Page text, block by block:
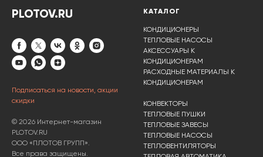
PLOTOV.RU
Подписаться на новости, акции
скидки
© 2026 Интернет-магазин
PLOTOV.RU
ООО «ПЛОТОВ ГРУПП».
Все права защищены.
КАТАЛОГ
КОНДИЦИОНЕРЫ
ТЕПЛОВЫЕ НАСОСЫ
АКСЕССУАРЫ К
КОНДИЦИОНЕРАМ
РАСХОДНЫЕ МАТЕРИАЛЫ К
КОНДИЦИОНЕРАМ
КОНВЕКТОРЫ
ТЕПЛОВЫЕ ПУШКИ
ТЕПЛОВЫЕ ЗАВЕСЫ
ТЕПЛОВЫЕ НАСОСЫ
ТЕПЛОВЕНТИЛЯТОРЫ